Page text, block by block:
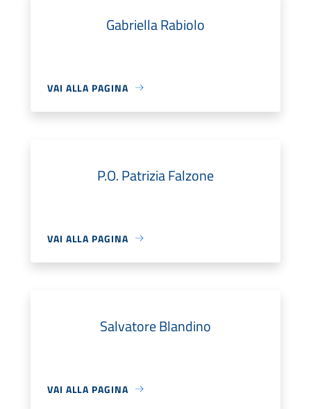
Gabriella Rabiolo
VAI ALLA PAGINA
P.O. Patrizia Falzone
VAI ALLA PAGINA
Salvatore Blandino
VAI ALLA PAGINA